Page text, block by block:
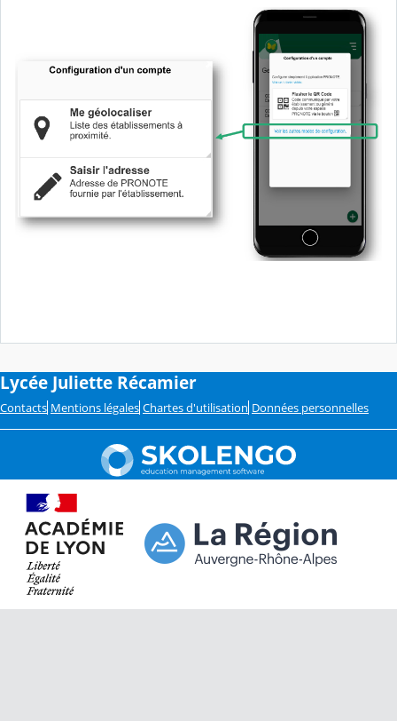
Lycée Juliette Récamier
Contacts Mentions légales Chartes d'utilisation Données personnelles